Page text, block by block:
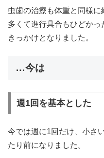
虫歯の治療も体重と同様
多くて進行具合もひどか
きっかけとなりました。
…今は
週1回を基本とした
今では週に1回だけ、小さ
たり前になりました。